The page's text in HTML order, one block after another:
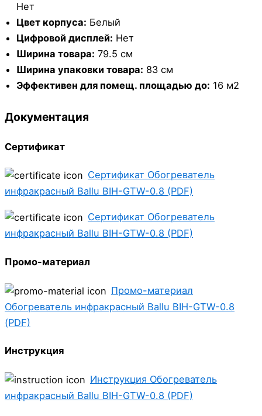
Нет
Цвет корпуса: Белый
Цифровой дисплей: Нет
Ширина товара: 79.5 см
Ширина упаковки товара: 83 см
Эффективен для помещ. площадью до: 16 м2
Документация
Сертификат
Сертификат Обогреватель
инфракрасный Ballu BIH-GTW-0.8 (PDF)
Сертификат Обогреватель
инфракрасный Ballu BIH-GTW-0.8 (PDF)
Промо-материал
Промо-материал
Обогреватель инфракрасный Ballu BIH-GTW-0.8
(PDF)
Инструкция
Инструкция Обогреватель
инфракрасный Ballu BIH-GTW-0.8 (PDF)